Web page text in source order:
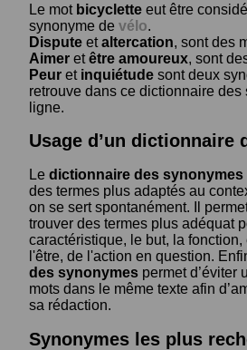
Le mot bicyclette eut être
synonyme de vélo.
Dispute etaltercation, sont des
Aimer etêtre amoureux, sont
Peur et inquiétude sont deux
retrouve dans ce dictionnaire des
ligne.
Usage d’un dictionnaire
Le dictionnaire des synonymes
des termes plus adaptés au
on se sert spontanément. Il
trouver des termes plus adéquat
caractéristique, le but, la
l'être, de l'action en question.
des synonymes permet d’éviter
mots dans le même texte afin
sa rédaction.
Synonymes les plus